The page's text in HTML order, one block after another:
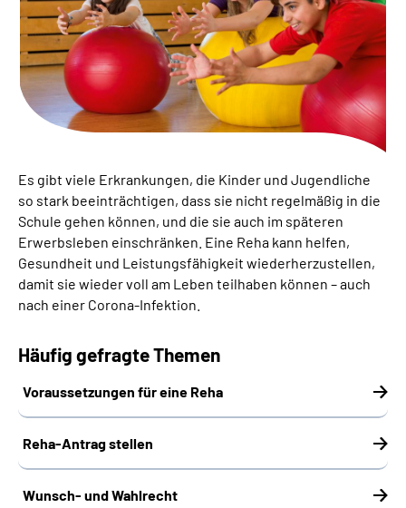
Online-Services
Suche
Language
Leichte Sprache
Mein Kundenportal
Es gibt viele Erkrankungen, die Kinder und Jugendliche
so stark beeinträchtigen, dass sie nicht regelmäßig in die
Schule gehen können, und die sie auch im späteren
Erwerbsleben einschränken. Eine Reha kann helfen,
Gesundheit und Leistungsfähigkeit wiederherzustellen,
damit sie wieder voll am Leben teilhaben können – auch
nach einer Corona-Infektion.
Häufig gefragte Themen
Voraussetzungen für eine Reha
Reha-Antrag stellen
Wunsch- und Wahlrecht